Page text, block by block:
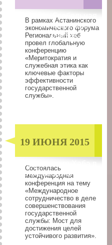
Глобальная
конференция в
рамках АЭФ
В рамках Астанинского
экономического форума
Региональный хаб
провел глобальную
конференцию
«Меритократия и
служебная этика как
ключевые факторы
эффективности
государственной
службы».
19 ИЮНЯ 2015
Конференция Хаба в
штаб-квартире ООН
Cостоялась
международная
конференция на тему
«Международное
сотрудничество в деле
совершенствования
государственной
службы: Мост для
достижения целей
устойчивого развития».